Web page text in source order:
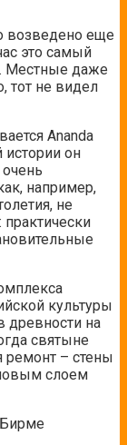
возведено еще
это самый
Местные даже
тот не видел
Ananda
истории он
например,
не
культуры
древности на
святыне
ремонт – стены
слоем